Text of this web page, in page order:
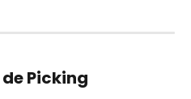
Picking